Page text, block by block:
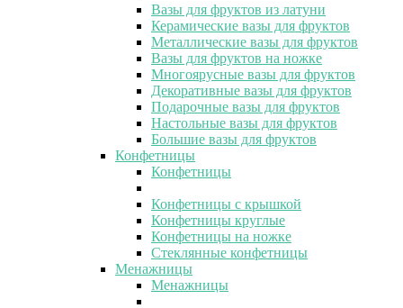
Вазы для фруктов из латуни
Керамические вазы для фруктов
Металлические вазы для фруктов
Вазы для фруктов на ножке
Многоярусные вазы для фруктов
Декоративные вазы для фруктов
Подарочные вазы для фруктов
Настольные вазы для фруктов
Большие вазы для фруктов
Конфетницы
Конфетницы
Конфетницы с крышкой
Конфетницы круглые
Конфетницы на ножке
Стеклянные конфетницы
Менажницы
Менажницы